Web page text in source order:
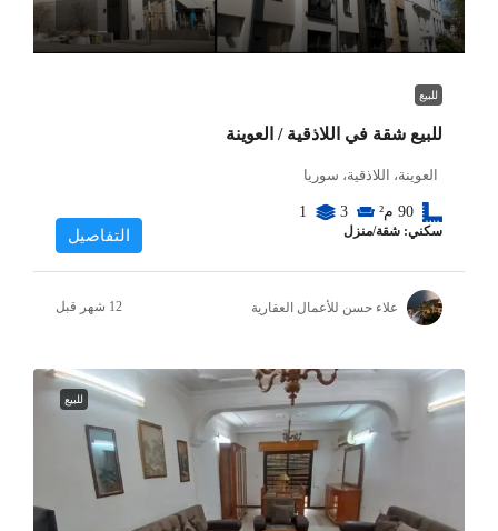
للبيع
للبيع شقة في اللاذقية / العوينة
العوينة، اللاذقية، سوريا
90 م² 3
1
سكني: شقة/منزل التفاصيل
علاء حسن للأعمال العقارية
للبيع